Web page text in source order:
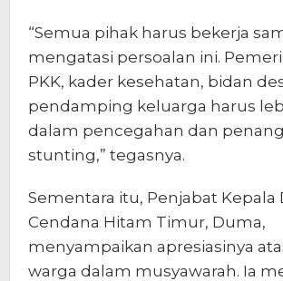
“Semua pihak harus bekerja
mengatasi persoalan ini.
PKK, kader kesehatan, bidan
pendamping keluarga harus
dalam pencegahan dan
stunting,” tegasnya.
Sementara itu, Penjabat Kepala
Cendana Hitam Timur, Duma,
menyampaikan apresiasinya
warga dalam musyawarah. Ia